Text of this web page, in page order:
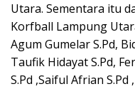
Utara. Sementara itu
Korfball Lampung
Agum Gumelar S.Pd,
Taufik Hidayat S.Pd,
S.Pd ,Saiful Afrian